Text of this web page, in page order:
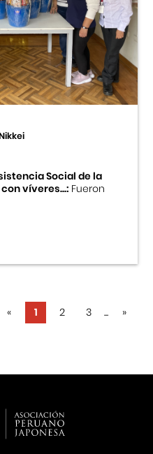
Social de la
víveres...:Fueron
« 1 2 3 ... »